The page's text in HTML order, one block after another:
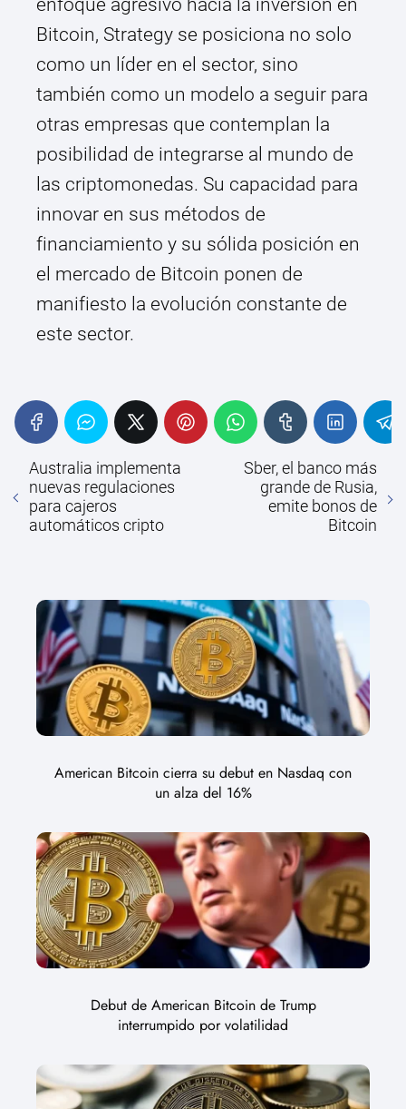
enfoque agresivo hacia la inversión en
Bitcoin, Strategy se posiciona no solo
como un líder en el sector, sino
también como un modelo a seguir para
otras empresas que contemplan la
posibilidad de integrarse al mundo de
las criptomonedas. Su capacidad para
innovar en sus métodos de
financiamiento y su sólida posición en
el mercado de Bitcoin ponen de
manifiesto la evolución constante de
este sector.
Australia implementa
nuevas regulaciones
para cajeros
automáticos cripto
Sber, el banco más
grande de Rusia,
emite bonos de
Bitcoin
American Bitcoin cierra su debut en Nasdaq con
un alza del 16%
Debut de American Bitcoin de Trump
interrumpido por volatilidad